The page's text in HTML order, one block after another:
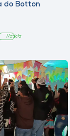
do Botton
Notícia